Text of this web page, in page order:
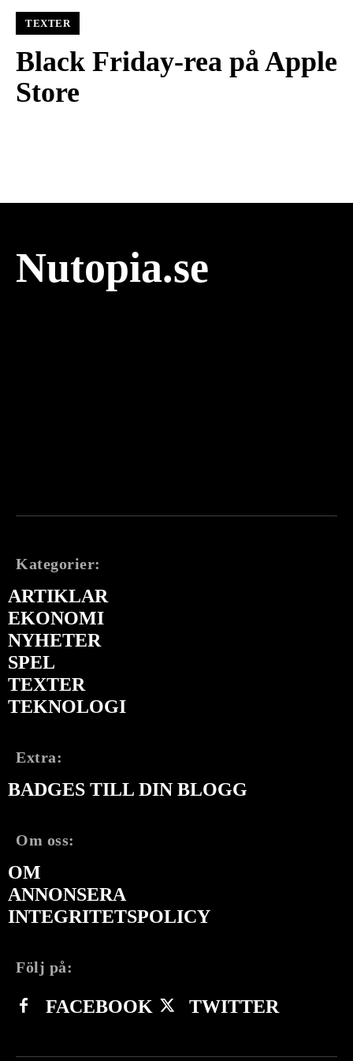
TEXTER
Black Friday-rea på Apple
Store
Nutopia.se
Kategorier:
ARTIKLAR
EKONOMI
NYHETER
SPEL
TEXTER
TEKNOLOGI
Extra:
BADGES TILL DIN BLOGG
Om oss:
OM
ANNONSERA
INTEGRITETSPOLICY
Följ på:
FACEBOOK TWITTER